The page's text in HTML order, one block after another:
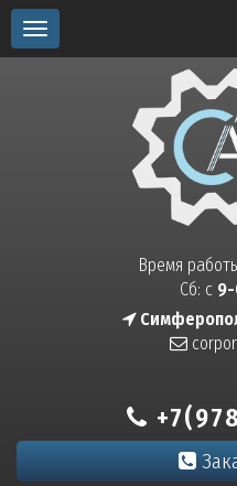
Toggle
navigation
Время
Сб: с 9-